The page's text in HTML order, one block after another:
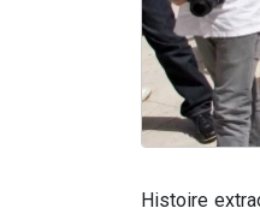
Histoire